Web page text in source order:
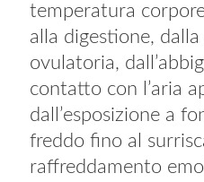
temperatura
alla digestione,
ovulatoria,
contatto con l’aria
dall’esposizione a
freddo fino al
raffreddamento